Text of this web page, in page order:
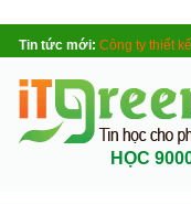
Tin tức mới: Công ty thiết
HỌC